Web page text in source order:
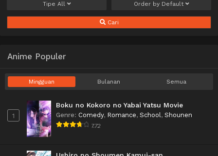
Tipe All Order by Default
Cari
Anime Populer
Mingguan Bulanan Semua
1
Boku no Kokoro no Yabai Yatsu Movie
Genre: Comedy, Romance, School, Shounen
7.72